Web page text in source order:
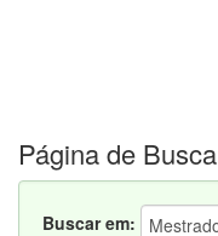
Página de Busca
Buscar em: